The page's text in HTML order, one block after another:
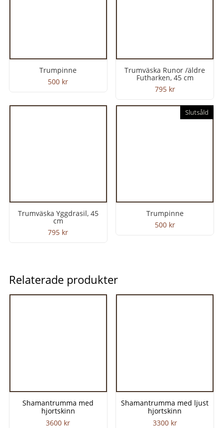
Trumpinne
500 kr
Trumväska Runor /äldre
Futharken, 45 cm
795 kr
Trumväska Yggdrasil, 45
cm
795 kr
Trumpinne
500 kr
Slutsåld
Relaterade produkter
Shamantrumma med
hjortskinn
3600 kr
Shamantrumma med ljust
hjortskinn
3300 kr